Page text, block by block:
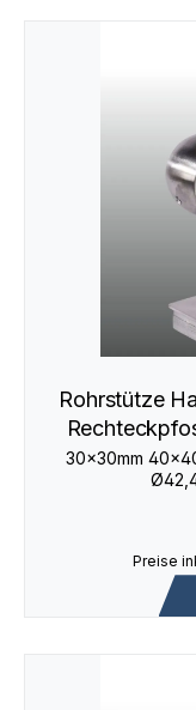
Rohrstütze
30×30mm
Preise